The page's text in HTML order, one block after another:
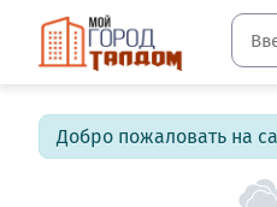
Добро пожаловать на